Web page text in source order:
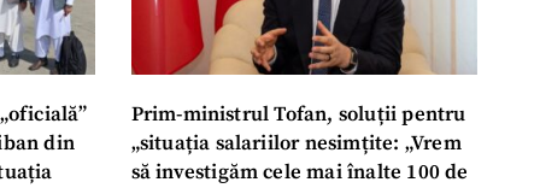
din
Prim-ministrul Tofan, soluții pentru
„situația salariilor nesimțite: „Vrem
să investigăm cele mai înalte 100 de